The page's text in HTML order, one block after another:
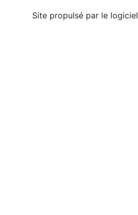
Site propulsé par le logiciel